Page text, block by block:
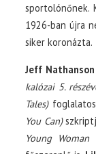
1926-ban újra
siker koronázta.
Jeff Nathanson
kalózai 5.
Tales)
You Can)
Young